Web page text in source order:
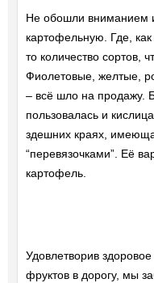
Не обошли вниманием
картофельную. Где,
то количество сортов,
Фиолетовые, желтые,
– всё шло на продажу.
пользовалась и
здешних краях,
“перевязочками”. Её
картофель.
Удовлетворив
фруктов в дорогу, мы